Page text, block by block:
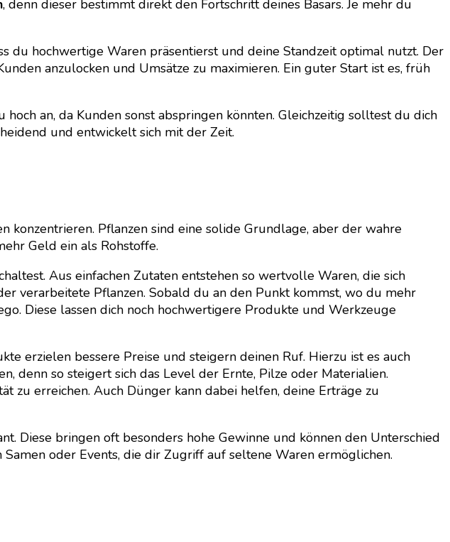
, denn dieser bestimmt direkt den Fortschritt deines Basars. Je mehr du
du hochwertige Waren präsentierst und deine Standzeit optimal nutzt. Der
anzulocken und Umsätze zu maximieren. Ein guter Start ist es, früh
an, da Kunden sonst abspringen könnten. Gleichzeitig solltest du dich
und entwickelt sich mit der Zeit.
konzentrieren. Pflanzen sind eine solide Grundlage, aber der wahre
Geld ein als Rohstoffe.
Aus einfachen Zutaten entstehen so wertvolle Waren, die sich
verarbeitete Pflanzen. Sobald du an den Punkt kommst, wo du mehr
Diese lassen dich noch hochwertigere Produkte und Werkzeuge
erzielen bessere Preise und steigern deinen Ruf. Hierzu ist es auch
denn so steigert sich das Level der Ernte, Pilze oder Materialien.
zu erreichen. Auch Dünger kann dabei helfen, deine Erträge zu
Diese bringen oft besonders hohe Gewinne und können den Unterschied
oder Events, die dir Zugriff auf seltene Waren ermöglichen.